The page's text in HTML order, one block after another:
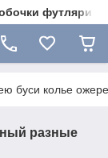
футляри
буси колье
разные